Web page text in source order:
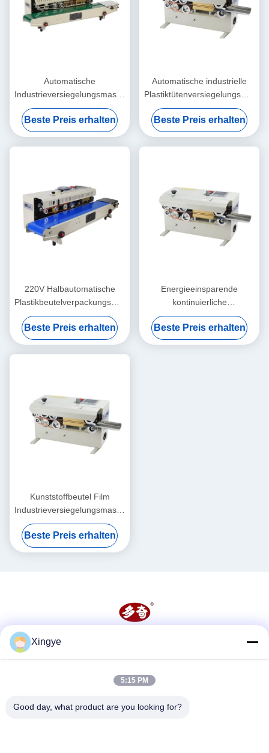
Automatische
Industrieversiegelungsmaschine
Ermüdungsbeständiges
kontinuierliches Band-
Wärmesiegel
Beste Preis erhalten
Automatische industrielle
Elektrisch angetriebener Typ
Umweltfreundlich
Beste Preis erhalten
220V Halbautomatische
Plastikbeutelverpackungsmaschine
Flexible und einfache
Wartung
Beste Preis erhalten
Energieeinsparende
kontinuierliche
Beutelversiegelungsmaschine
für Getränke
Beste Preis erhalten
Kunststoffbeutel Film
Industrieversiegelungsmaschine
6mm kontinuierliche
Wärmesiegelungsmaschine
Beste Preis erhalten
Xingye
5:15 PM
Good day, what product are you looking for?